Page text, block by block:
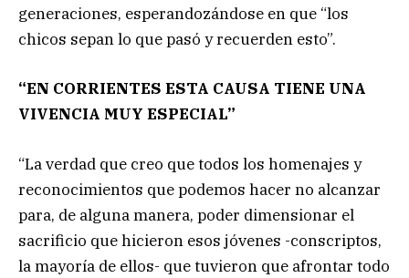
generaciones, esperandozándose en que “los
chicos sepan lo que pasó y recuerden esto”.
“EN CORRIENTES ESTA CAUSA TIENE UNA
VIVENCIA MUY ESPECIAL”
“La verdad que creo que todos los homenajes y
reconocimientos que podemos hacer no alcanzar
para, de alguna manera, poder dimensionar el
sacrificio que hicieron esos jóvenes -conscriptos,
la mayoría de ellos- que tuvieron que afrontar todo